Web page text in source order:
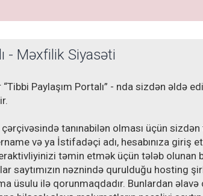
- Məxfilik Siyasəti
Paylaşım Portalı” - nda sizdən əldə
çərçivəsində tanınabilən olması üçün
və ya İstifadəçi adı, hesabınıza giriş
təmin etmək üçün tələb olunan
saytımızın nəznində qurulduğu hosting
üsulu ilə qorunmaqdadır. Bunlardan